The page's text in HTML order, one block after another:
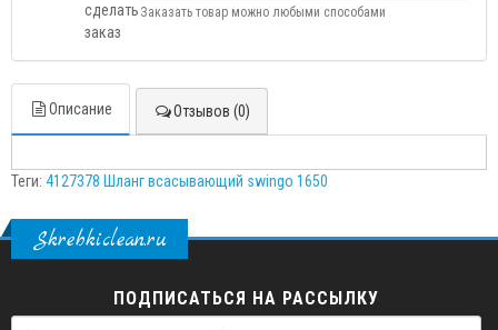
Заказать товар можно любыми способами
Описание Отзывов (0)
Теги: 4127378 Шланг всасывающий swingo 1650
Skrebkiclean.ru
ПОДПИСАТЬСЯ НА РАССЫЛКУ